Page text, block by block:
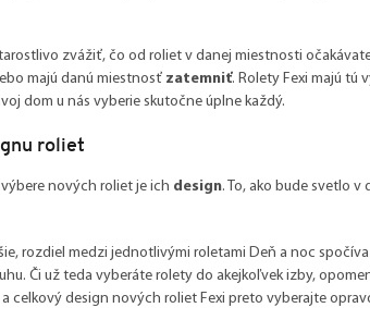
zvážiť, čo od roliet v danej miestnosti
majú danú miestnosť zatemniť. Rolety Fexi majú tú
dom u nás vyberie skutočne úplne každý.
roliet
nových roliet je ich design. To, ako bude svetlo
rozdiel medzi jednotlivými roletami Deň a noc
Či už teda vyberáte rolety do akejkoľvek izby,
celkový design nových roliet Fexi preto vyberajte